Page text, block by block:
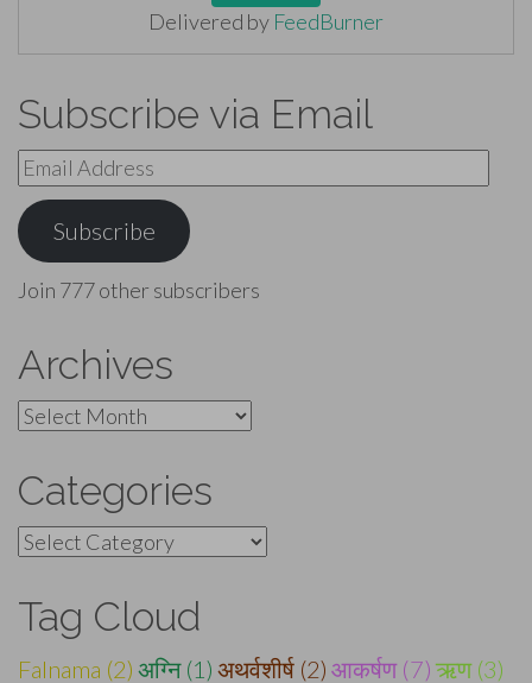
Delivered by FeedBurner
Subscribe via Email
Email
Address
Subscribe
Join 777 other subscribers
Archives
Archives
Categories
Categories
Tag Cloud
Falnama (2) अग्नि (1) अथर्वशीर्ष (2) आकर्षण (7) ऋण (3)